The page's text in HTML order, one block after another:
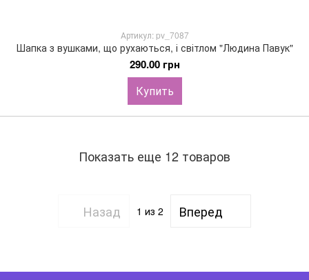
Артикул: pv_7087
Шапка з вушками, що рухаються, і світлом "Людина Павук"
290.00 грн
Купить
Показать еще 12 товаров
Назад 1 из 2 Вперед